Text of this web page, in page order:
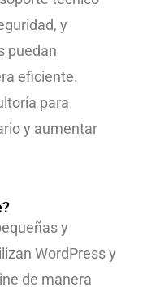
y
puedan
eficiente.
para
y aumentar
y
WordPress y
de manera